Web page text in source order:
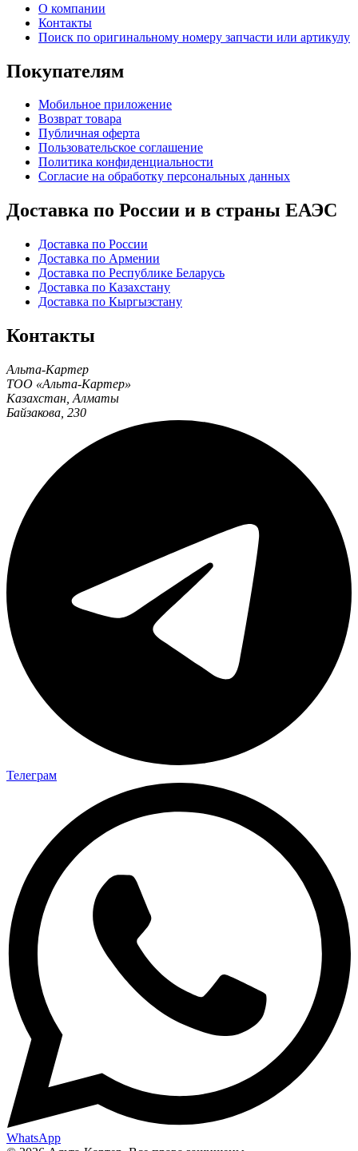
О компании
Контакты
Поиск по оригинальному номеру запчасти или артикулу
Покупателям
Мобильное приложение
Возврат товара
Публичная оферта
Пользовательское соглашение
Политика конфиденциальности
Согласие на обработку персональных данных
Доставка по России и в страны ЕАЭС
Доставка по России
Доставка по Армении
Доставка по Республике Беларусь
Доставка по Казахстану
Доставка по Кыргызстану
Контакты
Альта-Картер
ТОО «Альта-Картер»
Казахстан Алматы
Байзакова, 230
Телеграм
WhatsApp